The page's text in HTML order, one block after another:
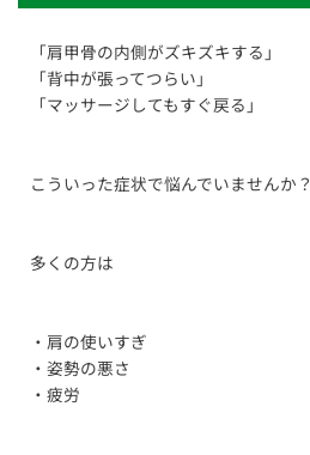
「肩甲骨の内側がズキズキする」
「背中が張ってつらい」
「マッサージしてもすぐ戻る」
こういった症状で悩んでいませんか？
多くの方は
・肩の使いすぎ
・姿勢の悪さ
・疲労